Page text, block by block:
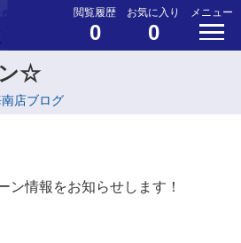
閲覧履歴
0
お気に入り
0
メニュー
ン☆
店ブログ
ン情報をお知らせします！